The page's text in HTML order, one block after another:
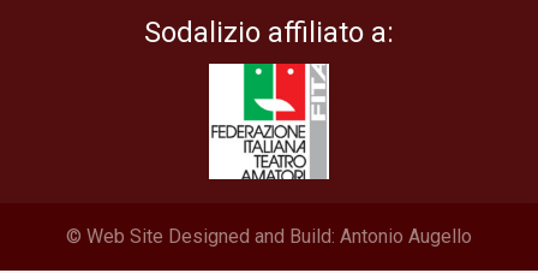
Sodalizio affiliato a:
© Web Site Designed and Build: Antonio Augello